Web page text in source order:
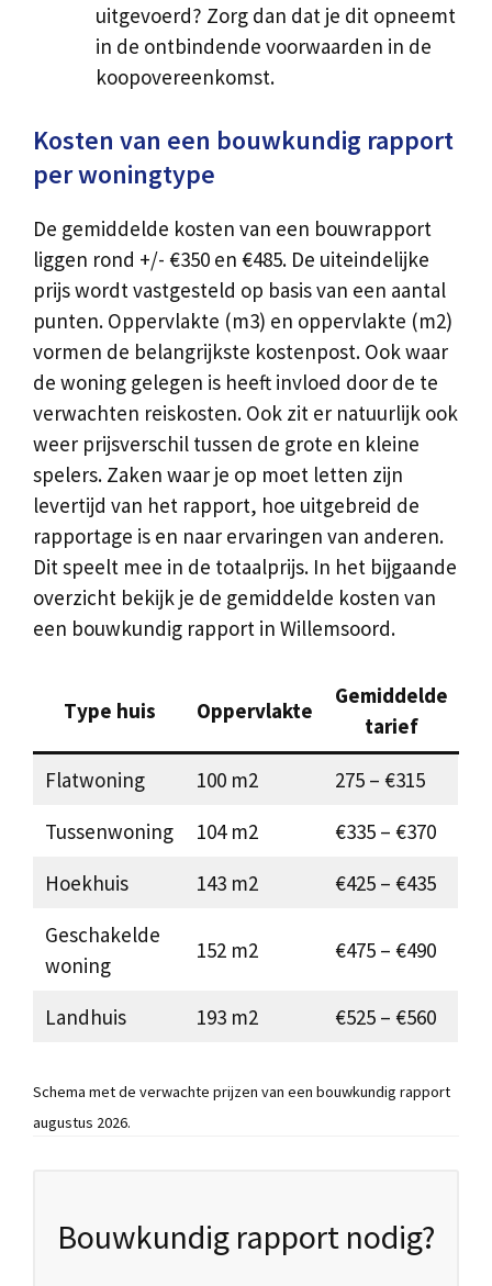
uitgevoerd? Zorg dan dat je dit opneemt
in de ontbindende voorwaarden in de
koopovereenkomst.
Kosten van een bouwkundig rapport
per woningtype
De gemiddelde kosten van een bouwrapport
liggen rond +/- €350 en €485. De uiteindelijke
prijs wordt vastgesteld op basis van een aantal
punten. Oppervlakte (m3) en oppervlakte (m2)
vormen de belangrijkste kostenpost. Ook waar
de woning gelegen is heeft invloed door de te
verwachten reiskosten. Ook zit er natuurlijk ook
weer prijsverschil tussen de grote en kleine
spelers. Zaken waar je op moet letten zijn
levertijd van het rapport, hoe uitgebreid de
rapportage is en naar ervaringen van anderen.
Dit speelt mee in de totaalprijs. In het bijgaande
overzicht bekijk je de gemiddelde kosten van
een bouwkundig rapport in Willemsoord.
Type huis Oppervlakte
Gemiddelde
tarief
Flatwoning 100 m2
275 – €315
Tussenwoning
104 m2
€335 – €370
Hoekhuis
143 m2
€425 – €435
Geschakelde
woning
152 m2 €475 – €490
Landhuis 193 m2 €525 – €560
Schema met de verwachte prijzen van een bouwkundig rapport
augustus 2026.
Bouwkundig rapport nodig?